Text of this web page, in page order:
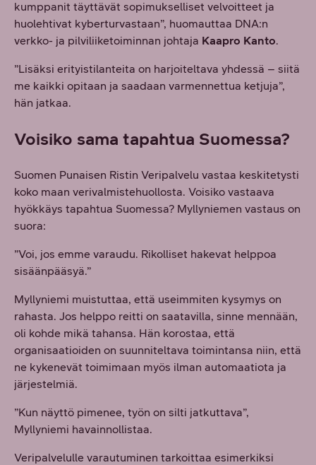
kumppanit täyttävät sopimukselliset velvoitteet ja
huolehtivat kyberturvastaan”, huomauttaa DNA:n
verkko- ja pilviliiketoiminnan johtaja Kaapro Kanto.
”Lisäksi erityistilanteita on harjoiteltava yhdessä – siitä
me kaikki opitaan ja saadaan varmennettua ketjuja”,
hän jatkaa.
Voisiko sama tapahtua Suomessa?
Suomen Punaisen Ristin Veripalvelu vastaa keskitetysti
koko maan verivalmistehuollosta. Voisiko vastaava
hyökkäys tapahtua Suomessa? Myllyniemen vastaus on
suora:
”Voi, jos emme varaudu. Rikolliset hakevat helppoa
sisäänpääsyä.”
Myllyniemi muistuttaa, että useimmiten kysymys on
rahasta. Jos helppo reitti on saatavilla, sinne mennään,
oli kohde mikä tahansa. Hän korostaa, että
organisaatioiden on suunniteltava toimintansa niin, että
ne kykenevät toimimaan myös ilman automaatiota ja
järjestelmiä.
”Kun näyttö pimenee, työn on silti jatkuttava”,
Myllyniemi havainnollistaa.
Veripalvelulle varautuminen tarkoittaa esimerkiksi